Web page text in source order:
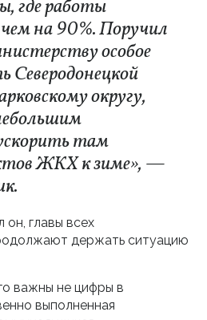
где работы
на 90%. Поручил
особое
Северодонецкой
округу,
там
ЖКХ к зиме», —
он, главы всех
держать ситуацию
важны не цифры в
выполненная